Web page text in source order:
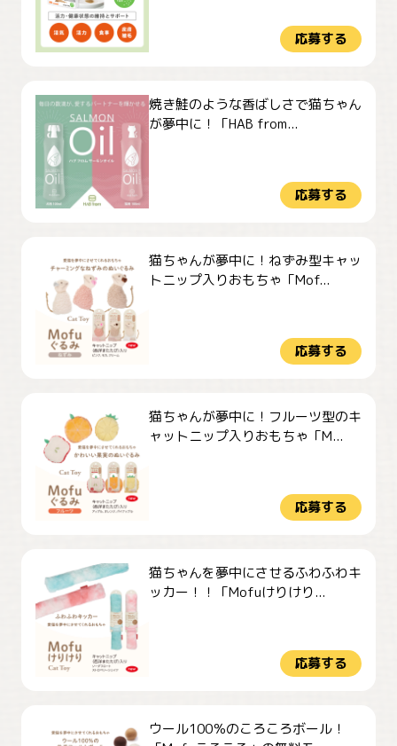
応募する
焼き鮭のような香ばしさで猫ちゃん
が夢中に！「HAB from...
応募する
猫ちゃんが夢中に！ねずみ型キャッ
トニップ入りおもちゃ「Mof...
応募する
猫ちゃんが夢中に！フルーツ型のキ
ャットニップ入りおもちゃ「M...
応募する
猫ちゃんを夢中にさせるふわふわキ
ッカー！！「Mofuけりけり...
応募する
ウール100％のころころボール！